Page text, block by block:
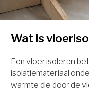
Wat is
Een vloer isoleren
isolatiemateriaal
warmte die door de